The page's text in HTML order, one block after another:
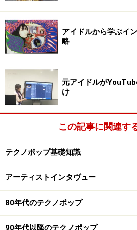
アイドルから学ぶイ
略
元アイドルが
け
この記事に関連す
テクノポップ基礎知識
アーティストインタヴュー
80年代のテクノポップ
90年代以降のテクノポップ